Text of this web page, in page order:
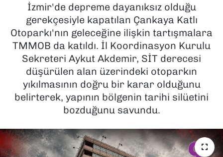
İzmir'de depreme dayanıksız olduğu
gerekçesiyle kapatılan Çankaya Katlı
Otoparkı'nın geleceğine ilişkin tartışmalara
TMMOB da katıldı. İl Koordinasyon Kurulu
Sekreteri Aykut Akdemir, SİT derecesi
düşürülen alan üzerindeki otoparkın
yıkılmasının doğru bir karar olduğunu
belirterek, yapının bölgenin tarihi silüetini
bozduğunu savundu.
POLİTİKA
SAĞLIK
SPOR
TEKNOLOJİ
YEREL YÖNETİMLER